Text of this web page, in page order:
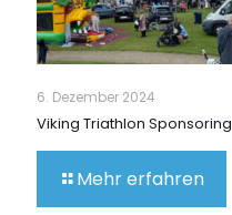
6. Dezember 2024
Viking Triathlon Sponsoring
Mehr erfahren